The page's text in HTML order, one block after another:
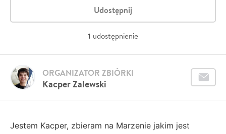
Udostępnij
1 udostępnienie
Kacper Zalewski
ORGANIZATOR ZBIÓRKI
Jestem Kacper, zbieram na Marzenie jakim jest